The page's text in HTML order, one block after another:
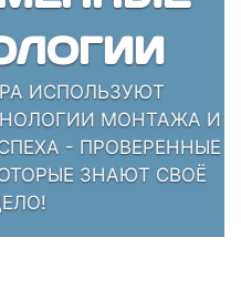
ИСПОЛЬЗУЮТ
МОНТАЖА И
- ПРОВЕРЕННЫЕ
ЗНАЮТ СВОЁ